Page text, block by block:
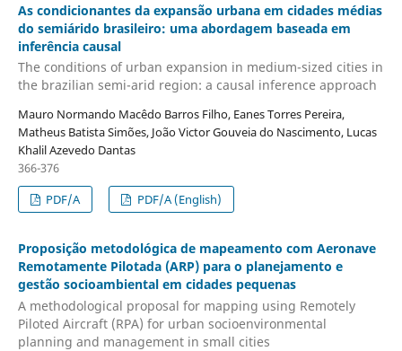
As condicionantes da expansão urbana em cidades médias
do semiárido brasileiro: uma abordagem baseada em
inferência causal
The conditions of urban expansion in medium-sized cities in
the brazilian semi-arid region: a causal inference approach
Mauro Normando Macêdo Barros Filho, Eanes Torres Pereira,
Matheus Batista Simões, João Victor Gouveia do Nascimento, Lucas
Khalil Azevedo Dantas
366-376
PDF/A
PDF/A (English)
Proposição metodológica de mapeamento com Aeronave
Remotamente Pilotada (ARP) para o planejamento e
gestão socioambiental em cidades pequenas
A methodological proposal for mapping using Remotely
Piloted Aircraft (RPA) for urban socioenvironmental
planning and management in small cities